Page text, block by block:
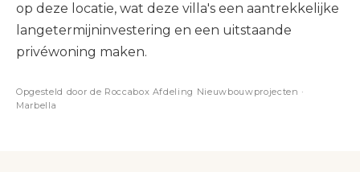
op deze locatie, wat deze villa's een aantrekkelijke
langetermijninvestering en een uitstaande
privéwoning maken.
Opgesteld door de Roccabox Afdeling Nieuwbouwprojecten ·
Marbella